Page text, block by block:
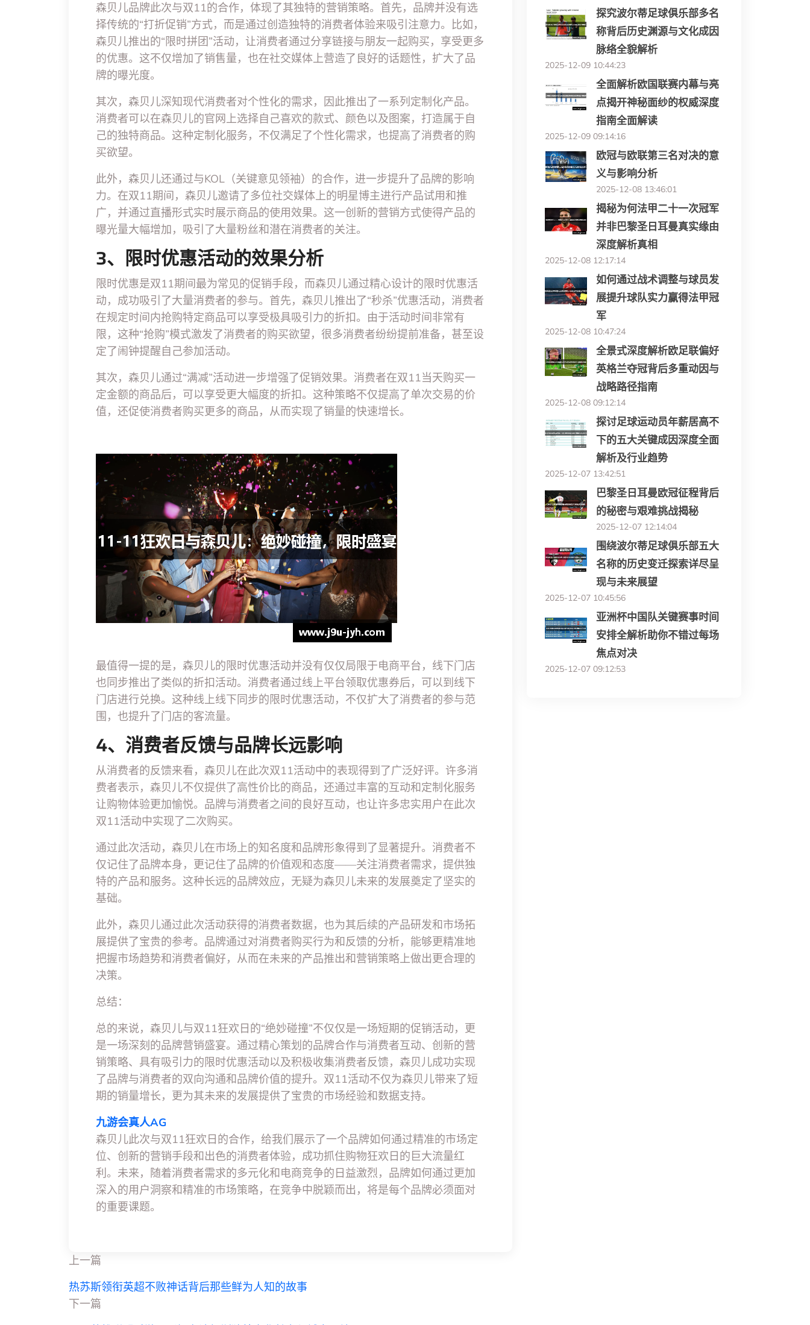
森贝儿品牌此次与双11的合作，体现了其独特的营销策略。首先，品牌并没有选
择传统的“打折促销”方式，而是通过创造独特的消费者体验来吸引注意力。比如，
森贝儿推出的“限时拼团”活动，让消费者通过分享链接与朋友一起购买，享受更多
的优惠。这不仅增加了销售量，也在社交媒体上营造了良好的话题性，扩大了品
牌的曝光度。
其次，森贝儿深知现代消费者对个性化的需求，因此推出了一系列定制化产品。
消费者可以在森贝儿的官网上选择自己喜欢的款式、颜色以及图案，打造属于自
己的独特商品。这种定制化服务，不仅满足了个性化需求，也提高了消费者的购
买欲望。
此外，森贝儿还通过与KOL（关键意见领袖）的合作，进一步提升了品牌的影响
力。在双11期间，森贝儿邀请了多位社交媒体上的明星博主进行产品试用和推
广，并通过直播形式实时展示商品的使用效果。这一创新的营销方式使得产品的
曝光量大幅增加，吸引了大量粉丝和潜在消费者的关注。
3、限时优惠活动的效果分析
限时优惠是双11期间最为常见的促销手段，而森贝儿通过精心设计的限时优惠活
动，成功吸引了大量消费者的参与。首先，森贝儿推出了“秒杀”优惠活动，消费者
在规定时间内抢购特定商品可以享受极具吸引力的折扣。由于活动时间非常有
限，这种“抢购”模式激发了消费者的购买欲望，很多消费者纷纷提前准备，甚至设
定了闹钟提醒自己参加活动。
其次，森贝儿通过“满减”活动进一步增强了促销效果。消费者在双11当天购买一
定金额的商品后，可以享受更大幅度的折扣。这种策略不仅提高了单次交易的价
值，还促使消费者购买更多的商品，从而实现了销量的快速增长。
最值得一提的是，森贝儿的限时优惠活动并没有仅仅局限于电商平台，线下门店
也同步推出了类似的折扣活动。消费者通过线上平台领取优惠券后，可以到线下
门店进行兑换。这种线上线下同步的限时优惠活动，不仅扩大了消费者的参与范
围，也提升了门店的客流量。
4、消费者反馈与品牌长远影响
从消费者的反馈来看，森贝儿在此次双11活动中的表现得到了广泛好评。许多消
费者表示，森贝儿不仅提供了高性价比的商品，还通过丰富的互动和定制化服务
让购物体验更加愉悦。品牌与消费者之间的良好互动，也让许多忠实用户在此次
双11活动中实现了二次购买。
通过此次活动，森贝儿在市场上的知名度和品牌形象得到了显著提升。消费者不
仅记住了品牌本身，更记住了品牌的价值观和态度——关注消费者需求，提供独
特的产品和服务。这种长远的品牌效应，无疑为森贝儿未来的发展奠定了坚实的
基础。
此外，森贝儿通过此次活动获得的消费者数据，也为其后续的产品研发和市场拓
展提供了宝贵的参考。品牌通过对消费者购买行为和反馈的分析，能够更精准地
把握市场趋势和消费者偏好，从而在未来的产品推出和营销策略上做出更合理的
决策。
总结：
总的来说，森贝儿与双11狂欢日的“绝妙碰撞”不仅仅是一场短期的促销活动，更
是一场深刻的品牌营销盛宴。通过精心策划的品牌合作与消费者互动、创新的营
销策略、具有吸引力的限时优惠活动以及积极收集消费者反馈，森贝儿成功实现
了品牌与消费者的双向沟通和品牌价值的提升。双11活动不仅为森贝儿带来了短
期的销量增长，更为其未来的发展提供了宝贵的市场经验和数据支持。
九游会真人AG
森贝儿此次与双11狂欢日的合作，给我们展示了一个品牌如何通过精准的市场定
位、创新的营销手段和出色的消费者体验，成功抓住购物狂欢日的巨大流量红
利。未来，随着消费者需求的多元化和电商竞争的日益激烈，品牌如何通过更加
深入的用户洞察和精准的市场策略，在竞争中脱颖而出，将是每个品牌必须面对
的重要课题。
上一篇
热苏斯领衔英超不败神话背后那些鲜为人知的故事
下一篇
探究波尔蒂足球俱乐部多名
称背后历史渊源与文化成因
脉络全貌解析
2025-12-09 10:44:23
全面解析欧国联赛内幕与亮
点揭开神秘面纱的权威深度
指南全面解读
2025-12-09 09:14:16
欧冠与欧联第三名对决的意
义与影响分析
2025-12-08 13:46:01
揭秘为何法甲二十一次冠军
并非巴黎圣日耳曼真实缘由
深度解析真相
2025-12-08 12:17:14
如何通过战术调整与球员发
展提升球队实力赢得法甲冠
军
2025-12-08 10:47:24
全景式深度解析欧足联偏好
英格兰夺冠背后多重动因与
战略路径指南
2025-12-08 09:12:14
探讨足球运动员年薪居高不
下的五大关键成因深度全面
解析及行业趋势
2025-12-07 13:42:51
巴黎圣日耳曼欧冠征程背后
的秘密与艰难挑战揭秘
2025-12-07 12:14:04
围绕波尔蒂足球俱乐部五大
名称的历史变迁探索详尽呈
现与未来展望
2025-12-07 10:45:56
亚洲杯中国队关键赛事时间
安排全解析助你不错过每场
焦点对决
2025-12-07 09:12:53